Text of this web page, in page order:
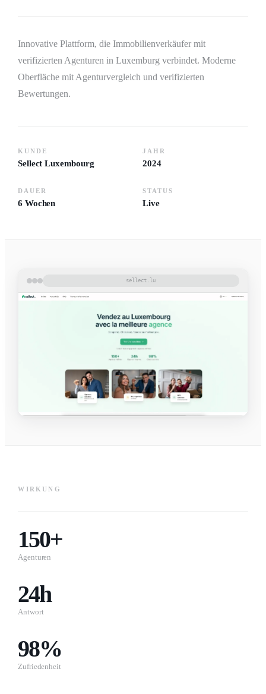
Innovative Plattform, die Immobilienverkäufer mit
verifizierten Agenturen in Luxemburg verbindet. Moderne
Oberfläche mit Agenturvergleich und verifizierten
Bewertungen.
KUNDE
Sellect Luxembourg
JAHR
2024
DAUER
6 Wochen
STATUS
Live
sellect.lu
WIRKUNG
150+
Agenturen
24h
Antwort
98%
Zufriedenheit